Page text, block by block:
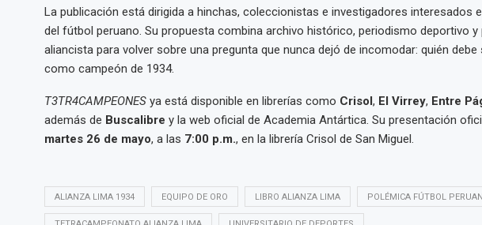
La publicación está dirigida a hinchas, coleccionistas e investigadores interesados
del fútbol peruano. Su propuesta combina archivo histórico, periodismo deportivo y
aliancista para volver sobre una pregunta que nunca dejó de incomodar: quién
como campeón de 1934.
T3TR4CAMPEONESya está disponible en librerías como Crisol, El Virrey, Entre
además de Buscalibre y la web oficial de Academia Antártica. Su presentación
martes 26 de mayo, a las 7:00 p.m., en la librería Crisol de San Miguel.
ALIANZA LIMA 1934 EQUIPO DE ORO LIBRO ALIANZA LIMA POLÉMICA FÚTBOL